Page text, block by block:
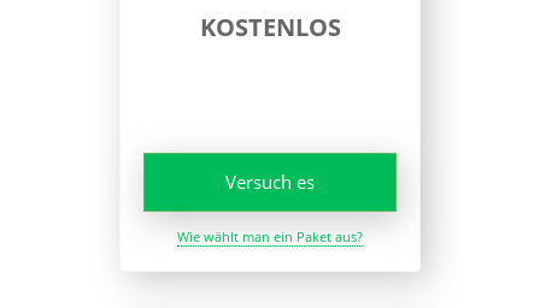
KOSTENLOS
Versuch es
Wie wählt man ein Paket aus?